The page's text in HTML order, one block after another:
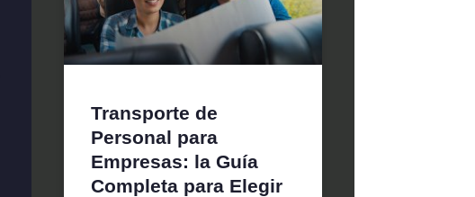
Transporte de
Personal para
Empresas: la Guía
Completa para Elegir